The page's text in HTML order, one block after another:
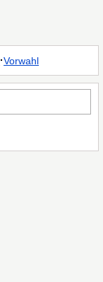
·Vorwahl